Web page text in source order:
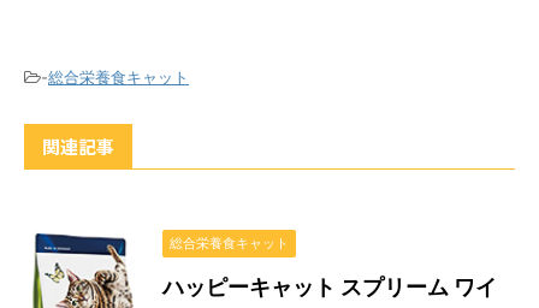
-総合栄養食キャット
関連記事
総合栄養食キャット
ハッピーキャット スプリーム ワイ